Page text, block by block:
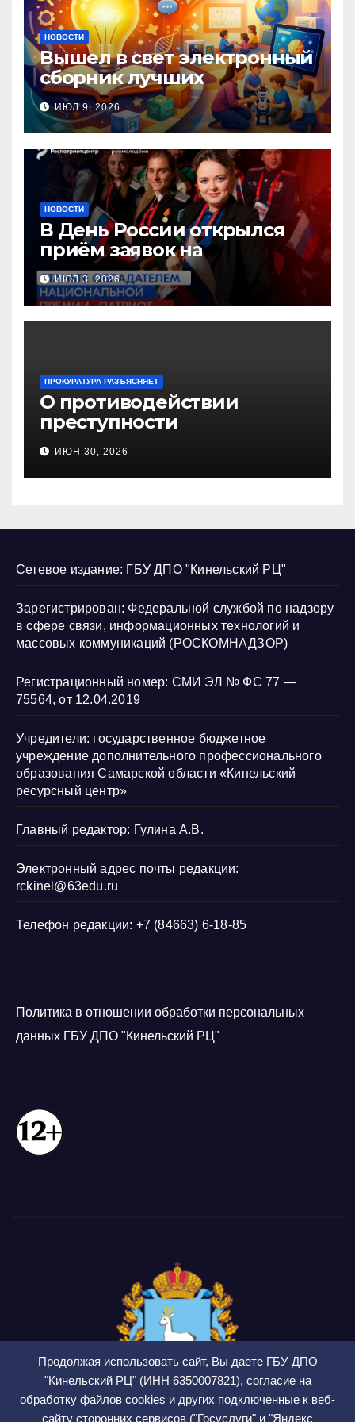
Продолжая использовать сайт, Вы даете ГБУ ДПО
"Кинельский РЦ" (ИНН 6350007821), согласие на
обработку файлов cookies и других подключенные к веб-
сайту сторонних сервисов ("Госуслуги" и "Яндекс
НОВОСТИ
Вышел в свет электронный
сборник лучших
инновационных практик
педагогов дошкольного
образования!
ИЮЛ 9, 2026
НОВОСТИ
В День России открылся
приём заявок на
Национальную премию
«Патриот»
ИЮЛ 3, 2026
ПРОКУРАТУРА РАЗЪЯСНЯЕТ
О противодействии
преступности
несовершеннолетних и
нарушению их прав
ИЮН 30, 2026
Сетевое издание: ГБУ ДПО "Кинельский РЦ"
Зарегистрирован: Федеральной службой по надзору
в сфере связи, информационных технологий и
массовых коммуникаций (РОСКОМНАДЗОР)
Регистрационный номер: СМИ ЭЛ № ФС 77 —
75564, от 12.04.2019
Учредители: государственное бюджетное
учреждение дополнительного профессионального
образования Самарской области «Кинельский
ресурсный центр»
Главный редактор: Гулина А.В.
Электронный адрес почты редакции:
rckinel@63edu.ru
Телефон редакции: +7 (84663) 6-18-85
Политика в отношении обработки персональных
данных ГБУ ДПО "Кинельский РЦ"